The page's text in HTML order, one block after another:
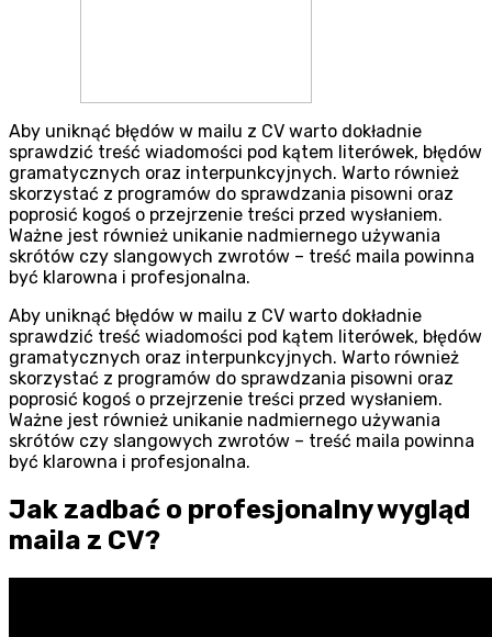
Aby uniknąć błędów w mailu z CV warto dokładnie
sprawdzić treść wiadomości pod kątem literówek, błędów
gramatycznych oraz interpunkcyjnych. Warto również
skorzystać z programów do sprawdzania pisowni oraz
poprosić kogoś o przejrzenie treści przed wysłaniem.
Ważne jest również unikanie nadmiernego używania
skrótów czy slangowych zwrotów – treść maila powinna
być klarowna i profesjonalna.
Aby uniknąć błędów w mailu z CV warto dokładnie
sprawdzić treść wiadomości pod kątem literówek, błędów
gramatycznych oraz interpunkcyjnych. Warto również
skorzystać z programów do sprawdzania pisowni oraz
poprosić kogoś o przejrzenie treści przed wysłaniem.
Ważne jest również unikanie nadmiernego używania
skrótów czy slangowych zwrotów – treść maila powinna
być klarowna i profesjonalna.
Jak zadbać o profesjonalny wygląd
maila z CV?